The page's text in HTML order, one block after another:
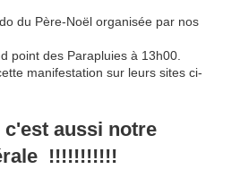
du Père-Noël organisée par nos
point des Parapluies à 13h00.
manifestation sur leurs sites ci-
c'est aussi notre
!!!!!!!!!!!